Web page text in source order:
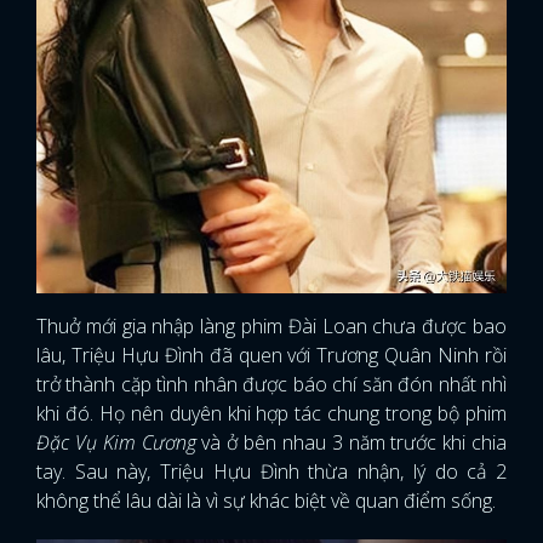
Thuở mới gia nhập làng phim Đài Loan chưa được bao
lâu, Triệu Hựu Đình đã quen với Trương Quân Ninh rồi
trở thành cặp tình nhân được báo chí săn đón nhất nhì
khi đó. Họ nên duyên khi hợp tác chung trong bộ phim
Đặc Vụ Kim Cươngvà ở bên nhau 3 năm trước khi chia
tay. Sau này, Triệu Hựu Đình thừa nhận, lý do cả 2
không thể lâu dài là vì sự khác biệt về quan điểm sống.